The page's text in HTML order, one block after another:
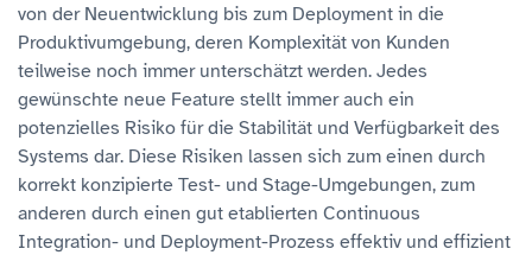
von der Neuentwicklung bis zum Deployment in die
Produktivumgebung, deren Komplexität von Kunden
teilweise noch immer unterschätzt werden. Jedes
gewünschte neue Feature stellt immer auch ein
potenzielles Risiko für die Stabilität und Verfügbarkeit des
Systems dar. Diese Risiken lassen sich zum einen durch
korrekt konzipierte Test- und Stage-Umgebungen, zum
anderen durch einen gut etablierten Continuous
Integration- und Deployment-Prozess effektiv und effizient